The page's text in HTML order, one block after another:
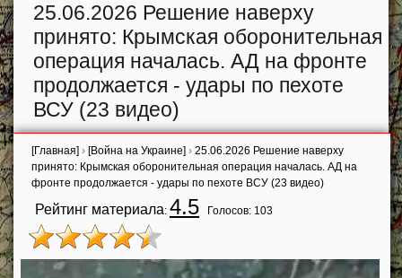
25.06.2026 Решение наверху
принято: Крымская оборонительная
операция началась. АД на фронте
продолжается - удары по пехоте
ВСУ (23 видео)
[Главная] › [Война на Украине] › 25.06.2026 Решение наверху
принято: Крымская оборонительная операция началась. АД на
фронте продолжается - удары по пехоте ВСУ (23 видео)
Рейтинг материала: 4.5 Голосов: 103